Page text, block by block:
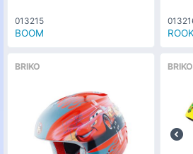
013215
BOOM
BRIKO BRIKO